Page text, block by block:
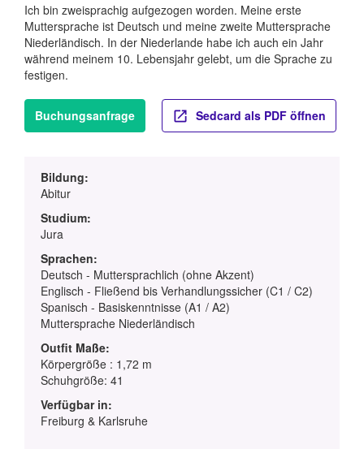
Ich bin zweisprachig aufgezogen worden. Meine erste
Muttersprache ist Deutsch und meine zweite Muttersprache
Niederländisch. In der Niederlande habe ich auch ein Jahr
während meinem 10. Lebensjahr gelebt, um die Sprache zu
festigen.
Buchungsanfrage Sedcard als PDF öffnen
Bildung:
Abitur
Studium:
Jura
Sprachen:
Deutsch - Muttersprachlich (ohne Akzent)
Englisch - Fließend bis Verhandlungssicher (C1 / C2)
Spanisch - Basiskenntnisse (A1 / A2)
Muttersprache Niederländisch
Outfit Maße:
Körpergröße : 1,72 m
Schuhgröße: 41
Verfügbar in:
Freiburg & Karlsruhe